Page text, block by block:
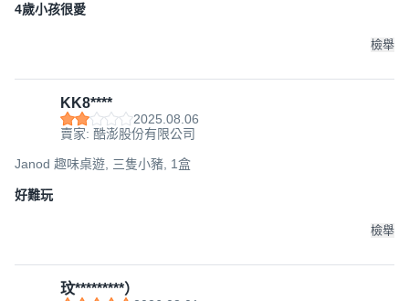
4歲小孩很愛
檢舉
KK8****
2025.08.06
賣家: 酷澎股份有限公司
Janod 趣味桌遊, 三隻小豬, 1盒
好難玩
檢舉
玟*********）